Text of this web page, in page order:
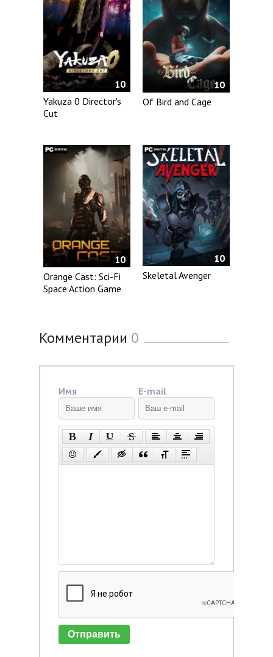
10
Yakuza 0 Director's
Cut
10
Of Bird and Cage
10
Orange Cast: Sci-Fi
Space Action Game
10
Skeletal Avenger
Комментарии 0
Имя E-mail
Отправить